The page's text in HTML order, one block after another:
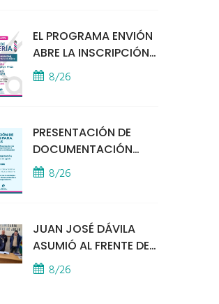
EL PROGRAMA ENVIÓN
ABRE LA INSCRIPCIÓN
A UN CURSO DE
BARBERÍA
8/26
PRESENTACIÓN DE
DOCUMENTACIÓN
PARA BECAS
EDUCATIVAS
8/26
JUAN JOSÉ DÁVILA
ASUMIÓ AL FRENTE DE
LA POLICÍA COMUNAL
8/26